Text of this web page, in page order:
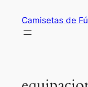
contenido
Camisetas de